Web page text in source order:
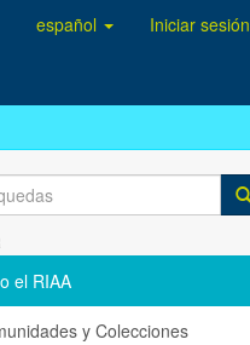
español Iniciar sesión
el RIAA
y Colecciones